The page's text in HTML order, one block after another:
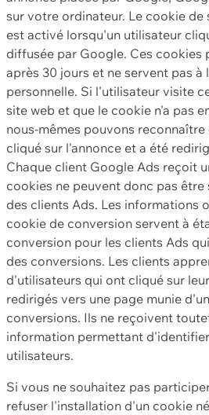
sur votre ordinateur. Le cookie de
est activé lorsqu'un utilisateur
diffusée par Google. Ces cookies
après 30 jours et ne servent pas
personnelle. Si l'utilisateur visite
site web et que le cookie n'a pas
nous-mêmes pouvons
cliqué sur l'annonce et a été
Chaque client Google Ads reçoit
cookies ne peuvent donc pas être
des clients Ads. Les informations
cookie de conversion servent à
conversion pour les clients Ads
des conversions. Les clients
d'utilisateurs qui ont cliqué sur
redirigés vers une page munie
conversions. Ils ne reçoivent
information permettant
utilisateurs.
Si vous ne souhaitez pas
refuser l'installation d'un cookie